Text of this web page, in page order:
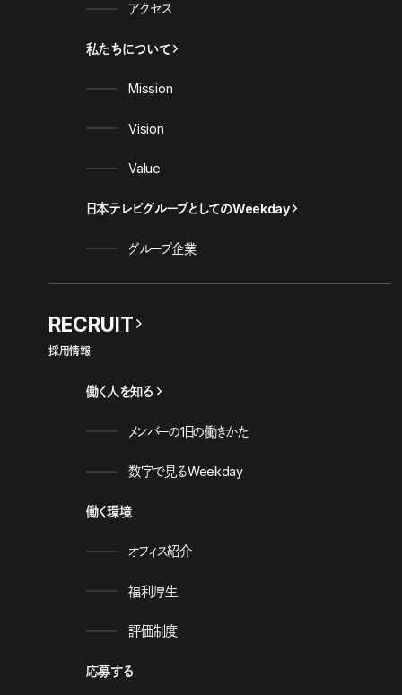
アクセス
私たちについて
Mission
Vision
Value
日本テレビグループとしてのWeekday
グループ企業
RECRUIT
採用情報
働く人を知る
メンバーの1日の働きかた
数字で見るWeekday
働く環境
オフィス紹介
福利厚生
評価制度
応募する